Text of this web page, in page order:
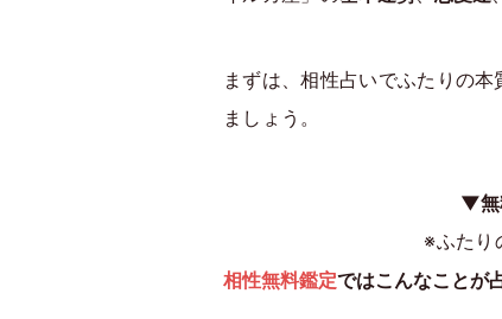
まずは、相性占いでふたりの
ましょう。
▼無
※ふたり
相性無料鑑定ではこんなことが